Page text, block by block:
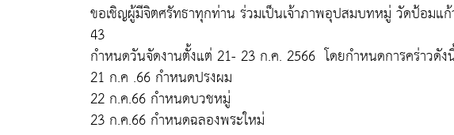
ขอเชิญผู้มีจิตศรัทธาทุกท่าน ร่วมเป็นเจ้าภาพอุปสมบทหมู่ วัดป้อมแ
43
กำหนดวันจัดงานตั้งแต่ 21- 23 ก.ค. 2566 โดยกำหนดการคร่าวดัง
21 ก.ค .66 กำหนดปรงผม
22 ก.ค.66 กำหนดบวชหมู่
23 ก.ค.66 กำหนดฉลองพระใหม่